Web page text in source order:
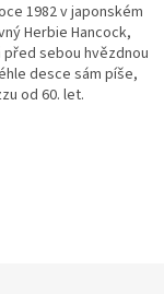
1982 v japonském
Herbie Hancock,
sebou hvězdnou
desce sám píše,
od 60. let.